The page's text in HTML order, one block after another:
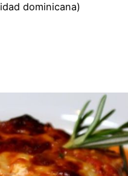
dominicana)